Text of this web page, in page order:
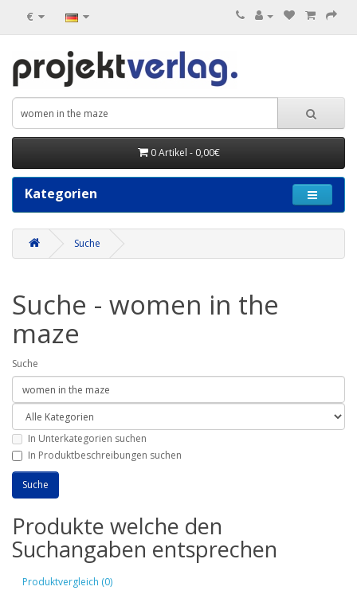
€
0 Artikel - 0,00€
Kategorien
Suche
Suche - women in the
maze
Suche
In Unterkategorien suchen
In Produktbeschreibungen suchen
Produkte welche den
Suchangaben entsprechen
Produktvergleich (0)